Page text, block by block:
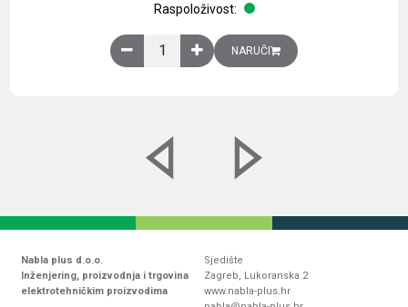
Raspoloživost:
Obična montažna ploča V1000xŠ800mm,
NARUČI
Nabla plus d.o.o.
Inženjering, proizvodnja i trgovina
elektrotehničkim proizvodima
Sjedište
Zagreb, Lukoranska 2
www.nabla-plus.hr